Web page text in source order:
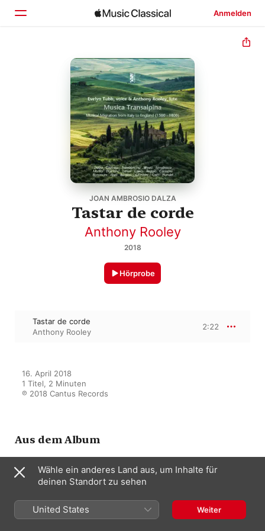
Anmelden
Startseite
Entdecken
Suchen
JOAN AMBROSIO DALZA
Tastar de corde
Anthony Rooley
2018
Hörprobe
Tastar de corde
Anthony Rooley
2:22
16. April 2018
1 Titel, 2 Minuten
℗ 2018 Cantus Records
Aus dem Album
Musica transalpina: Musical
Migration from Italy to England
(1500 - 1800)
Anthony Rooley ,Evelyn Tubb
Wähle ein anderes Land aus, um Inhalte für
deinen Standort zu sehen
United States Weiter